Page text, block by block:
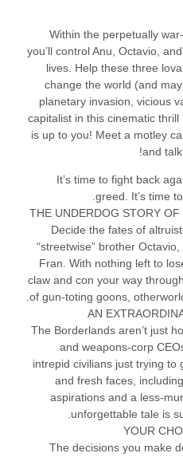
Within the perpetually
you’ll control Anu, Octavio,
lives. Help these three
change the world (and
planetary invasion, vicious
capitalist in this cinematic
is up to you! Meet a motley
and
It’s time to fight back
greed. It’s time
THE UNDERDOG STORY
Decide the fates of
“streetwise” brother
Fran. With nothing left to
claw and con your way
of gun-toting goons,
AN
The Borderlands aren’t just
and weapons-corp
intrepid civilians just trying to
and fresh faces,
aspirations and a less-
unforgettable tale is
YOUR
The decisions you make